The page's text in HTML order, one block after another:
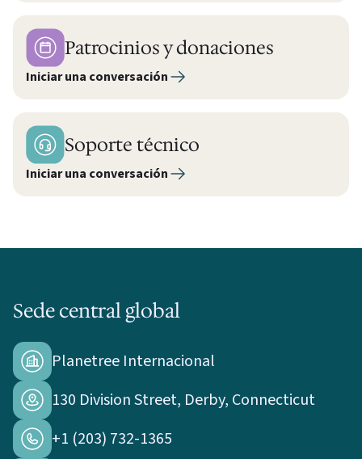
Patrocinios y donaciones
Iniciar una conversación
Soporte técnico
Iniciar una conversación
Sede central global
Planetree Internacional
130 Division Street, Derby, Connecticut
+1 (203) 732-1365